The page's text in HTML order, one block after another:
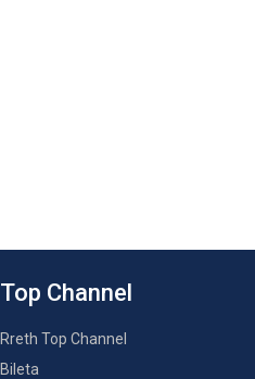
Top Channel
Rreth Top Channel
Bileta